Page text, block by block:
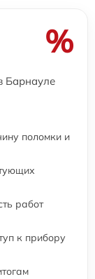
%
Барнауле
поломки и
работ
к прибору